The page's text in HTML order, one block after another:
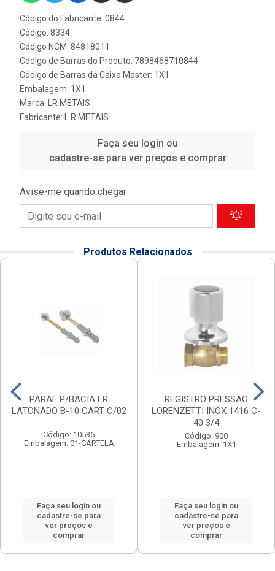
Código do Fabricante: 0844
Código: 8334
Código NCM: 84818011
Código de Barras do Produto: 7898468710844
Código de Barras da Caixa Master: 1X1
Embalagem: 1X1
Marca: LR METAIS
Fabricante: L R METAIS
Faça seu login ou
cadastre-se para ver preços e comprar
Avise-me quando chegar
Produtos Relacionados
PARAF P/BACIA LR
LATONADO B-10 CART C/02
Código: 10536
Embalagem: 01-CARTELA
Faça seu login ou
cadastre-se para
ver preços e
comprar
REGISTRO PRESSAO
LORENZETTI INOX 1416 C-
40 3/4
Código: 900
Embalagem: 1X1
Faça seu login ou
cadastre-se para
ver preços e
comprar